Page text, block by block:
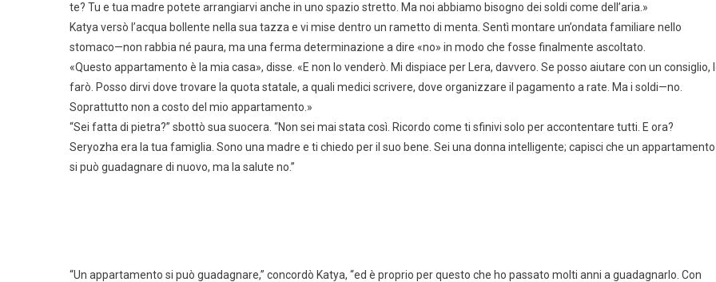
te? Tu e tua madre potete arrangiarvi anche in uno spazio stretto. Ma noi abbiamo bisogno dei soldi come dell’aria.»
Katya versò l’acqua bollente nella sua tazza e vi mise dentro un rametto di menta. Sentì montare un’ondata familiare nello
stomaco—non rabbia né paura, ma una ferma determinazione a dire «no» in modo che fosse finalmente ascoltato.
«Questo appartamento è la mia casa», disse. «E non lo venderò. Mi dispiace per Lera, davvero. Se posso aiutare con un consiglio,
farò. Posso dirvi dove trovare la quota statale, a quali medici scrivere, dove organizzare il pagamento a rate. Ma i soldi—no.
Soprattutto non a costo del mio appartamento.»
“Sei fatta di pietra?” sbottò sua suocera. “Non sei mai stata così. Ricordo come ti sfinivi solo per accontentare tutti. E ora?
Seryozha era la tua famiglia. Sono una madre e ti chiedo per il suo bene. Sei una donna intelligente; capisci che un appartamento
si può guadagnare di nuovo, ma la salute no.”
“Un appartamento si può guadagnare,” concordò Katya, “ed è proprio per questo che ho passato molti anni a guadagnarlo. Con